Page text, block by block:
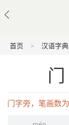
首页 汉语字典
门字旁，笔画数